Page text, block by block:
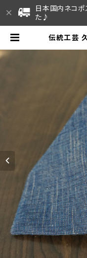
日本国内ネコポ
た♪
伝統工芸